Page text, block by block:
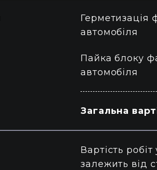
Герметизація
автомобіля
Пайка блоку
автомобіля
Загальна
Вартість
залежить від